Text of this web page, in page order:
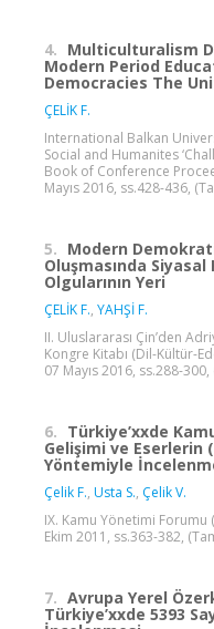
4. Multiculturalism
Modern Period
Democracies The
ÇELİK F.
International Balkan
Social and Humanites
Book of Conference
Mayıs 2016, ss.428-436,
5. Modern
Oluşmasında
Olgularının Yeri
ÇELİK F., YAHŞİ F.
II. Uluslararası Çin’den
Kongre Kitabı (Dil-Kültür-
07 Mayıs 2016, ss.288-
6. Türkiye’xxde
Gelişimi ve Eserlerin
Yöntemiyle
Çelik F., Usta S., Çelik V.
IX. Kamu Yönetimi Forumu
Ekim 2011, ss.363-382,
7. Avrupa Yerel
Türkiye’xxde 5393